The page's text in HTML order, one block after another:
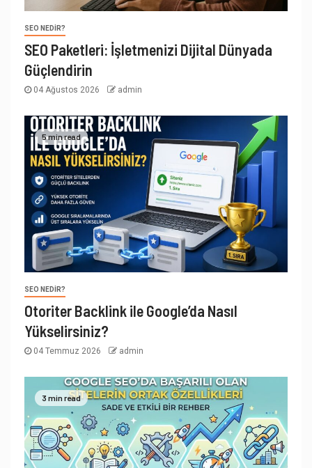
SEO NEDIR?
SEO Paketleri: İşletmenizi Dijital Dünyada
Güçlendirin
04 Ağustos 2026 admin
5 min read
SEO NEDIR?
Otoriter Backlink ile Google’da Nasıl
Yükselirsiniz?
04 Temmuz 2026 admin
3 min read